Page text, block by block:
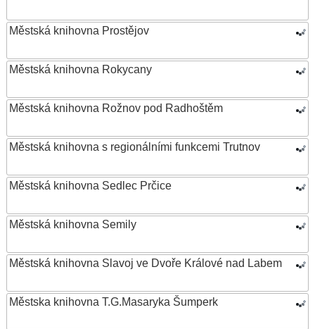
Městská knihovna Prostějov
Městská knihovna Rokycany
Městská knihovna Rožnov pod Radhoštěm
Městská knihovna s regionálními funkcemi Trutnov
Městská knihovna Sedlec Prčice
Městská knihovna Semily
Městská knihovna Slavoj ve Dvoře Králové nad Labem
Městska knihovna T.G.Masaryka Šumperk